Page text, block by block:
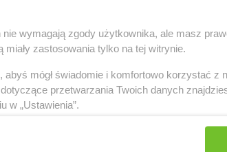
nie wymagają zgody użytkownika, ale masz
zastosowania tylko na tej witrynie.
mógł świadomie i komfortowo korzystać z
przetwarzania Twoich danych
w „Ustawienia”.